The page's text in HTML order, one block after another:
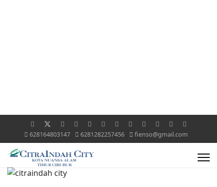
628164803147 6281282257456 fienso@gmail.com